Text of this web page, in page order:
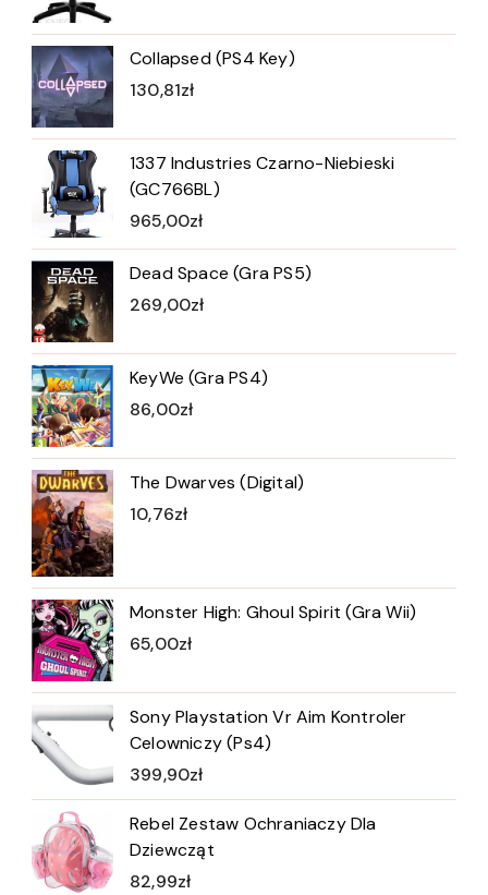
Collapsed (PS4 Key)
130,81zł
1337 Industries Czarno-Niebieski
(GC766BL)
965,00zł
Dead Space (Gra PS5)
269,00zł
KeyWe (Gra PS4)
86,00zł
The Dwarves (Digital)
10,76zł
Monster High: Ghoul Spirit (Gra Wii)
65,00zł
Sony Playstation Vr Aim Kontroler
Celowniczy (Ps4)
399,90zł
Rebel Zestaw Ochraniaczy Dla
Dziewcząt
82,99zł